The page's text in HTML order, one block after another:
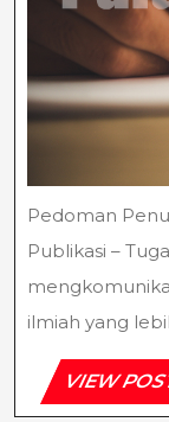
Pedoman
Publikasi –
ilmiah yang
VIEW